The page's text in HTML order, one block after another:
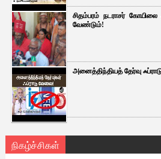
சிதம்பரம் நடராசர்
வேண்டும்!
அனைத்திந்தியத் தேர்வு
நிகழ்ச்சிகள்